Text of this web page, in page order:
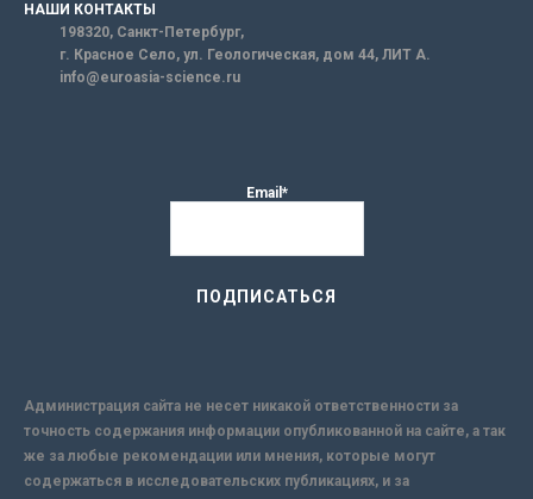
НАШИ КОНТАКТЫ
198320, Санкт-Петербург,
г. Красное Село, ул. Геологическая, дом 44, ЛИТ А.
info@euroasia-science.ru
Email*
Администрация сайта не несет никакой ответственности за
точность содержания информации опубликованной на сайте, а так
же за любые рекомендации или мнения, которые могут
содержаться в исследовательских публикациях, и за